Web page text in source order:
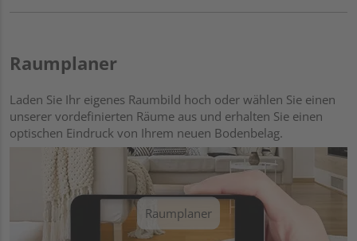
Raumplaner
Laden Sie Ihr eigenes Raumbild hoch oder wählen Sie einen
unserer vordefinierten Räume aus und erhalten Sie einen
optischen Eindruck von Ihrem neuen Bodenbelag.
Raumplaner